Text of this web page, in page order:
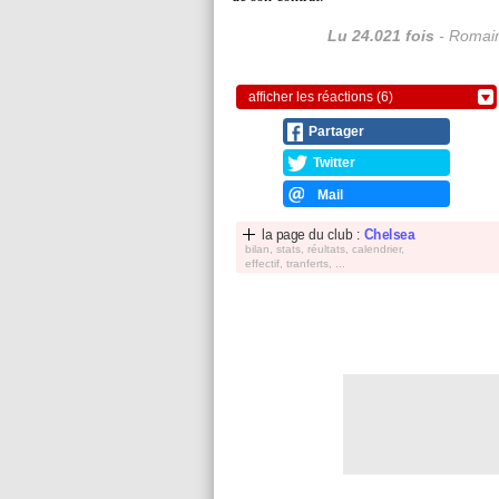
Lu 24.021 fois -
afficher les réactions (6)
Partager
Twitter
Mail
la page du club : Chelsea
bilan, stats, réultats, calendrier,
effectif, tranferts, ...